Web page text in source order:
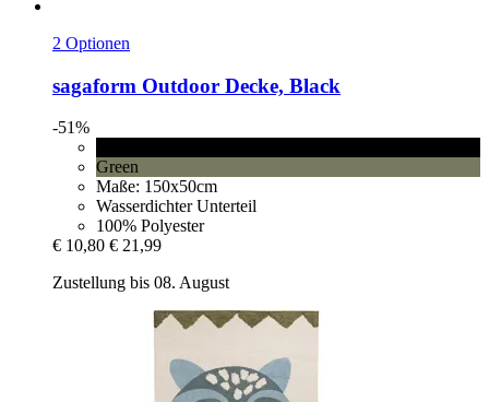
2 Optionen
sagaform Outdoor Decke, Black
-51%
Green
Maße: 150x50cm
Wasserdichter Unterteil
100% Polyester
€ 10,80 € 21,99
Zustellung bis 08. August